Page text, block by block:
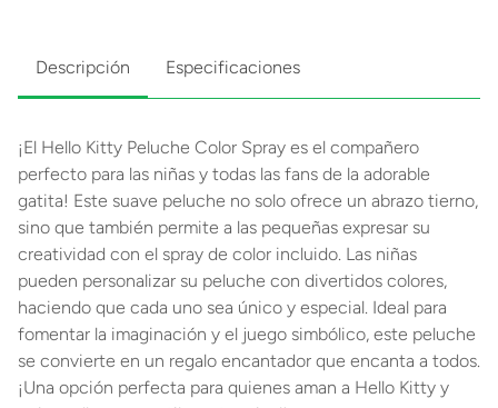
Descripción Especificaciones
¡El Hello Kitty Peluche Color Spray es el compañero
perfecto para las niñas y todas las fans de la adorable
gatita! Este suave peluche no solo ofrece un abrazo tierno,
sino que también permite a las pequeñas expresar su
creatividad con el spray de color incluido. Las niñas
pueden personalizar su peluche con divertidos colores,
haciendo que cada uno sea único y especial. Ideal para
fomentar la imaginación y el juego simbólico, este peluche
se convierte en un regalo encantador que encanta a todos.
¡Una opción perfecta para quienes aman a Hello Kitty y